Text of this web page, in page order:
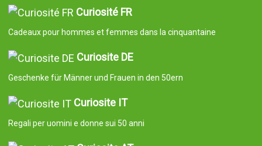
Curiosité FR
Cadeaux pour hommes et femmes dans la cinquantaine
Curiosite DE
Geschenke für Männer und Frauen in den 50ern
Curiosite IT
Regali per uomini e donne sui 50 anni